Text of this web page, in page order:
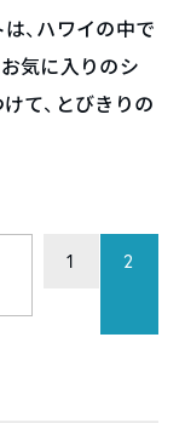
、ハワイの中で
気に入りのシ
て、とびきりの
1 2